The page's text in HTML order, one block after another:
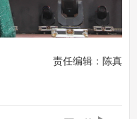
责任编辑： 陈真